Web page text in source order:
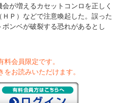
が増えるカセットコンロを正しく
Ｐ）などで注意喚起した。誤った
ンベが破裂する恐れがあるとし
料会員限定です。
をお読みいただけます。